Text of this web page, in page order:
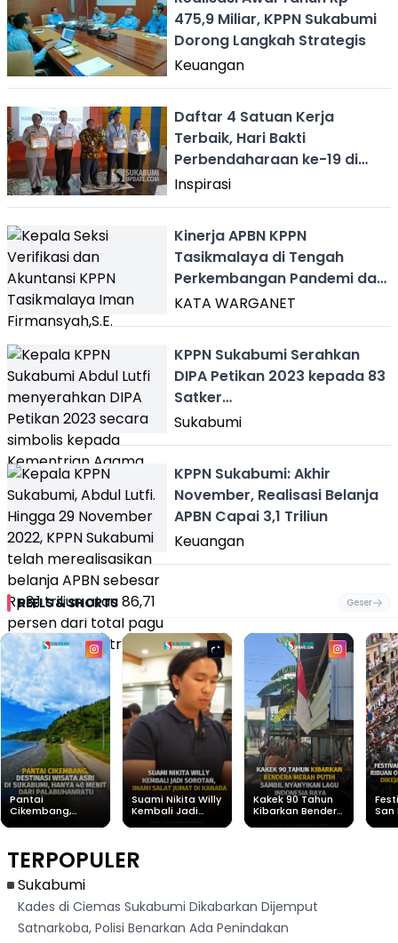
475,9 Miliar, KPPN Sukabumi
Dorong Langkah Strategis
Keuangan
Daftar 4 Satuan Kerja
Terbaik, Hari Bakti
Perbendaharaan ke-19 di
KPPN Sukabumi
Inspirasi
Kinerja APBN KPPN
Tasikmalaya di Tengah
Perkembangan Pandemi dan
Ekonomi
KATA WARGANET
KPPN Sukabumi Serahkan
DIPA Petikan 2023 kepada 83
Satker
Kementerian/Lembaga
Sukabumi
KPPN Sukabumi: Akhir
November, Realisasi Belanja
APBN Capai 3,1 Triliun
Keuangan
REELS & SHORTS Geser
Pantai
Cikembang,
Dari
Palabuhanratu
Suami Nikita Willy
Kembali Jadi
Kakek 90 Tahun
Kibarkan Bendera
San
TERPOPULER
Sukabumi
Kades di Ciemas Sukabumi Dikabarkan Dijemput
Satnarkoba, Polisi Benarkan Ada Penindakan